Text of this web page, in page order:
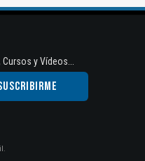
y Vídeos...